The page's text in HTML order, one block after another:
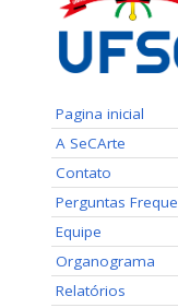
Pagina inicial
A SeCArte
Contato
Perguntas
Equipe
Organograma
Relatórios